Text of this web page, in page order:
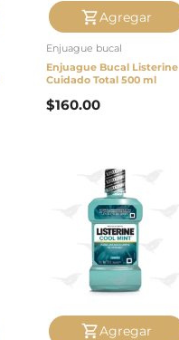
Agregar
Enjuague bucal
Enjuague Bucal Listerine
Cuidado Total 500 ml
$160.00
Agregar